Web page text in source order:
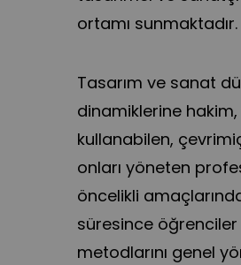
ortamı sunmaktadır.
Tasarım ve sanat
dinamiklerine hakim,
kullanabilen,
onları yöneten
öncelikli
süresince öğrenciler
metodlarını genel